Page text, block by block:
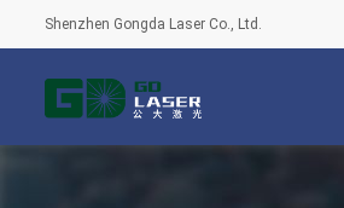
Shenzhen Gongda Laser Co., Ltd.